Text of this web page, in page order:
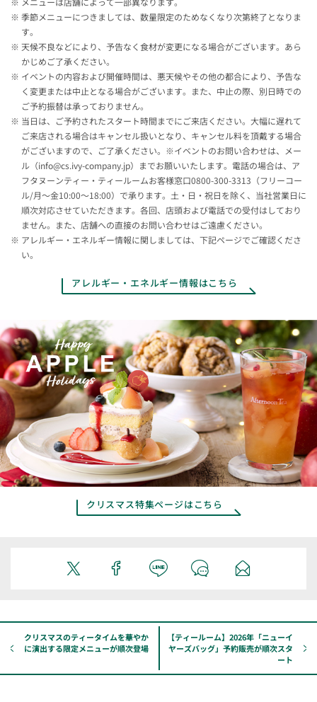
季節メニューにつきましては、数量限定のためなくなり次第終了となりま
す。
天候不良などにより、予告なく食材が変更になる場合がございます。あら
かじめご了承ください。
イベントの内容および開催時間は、悪天候やその他の都合により、予告な
く変更または中止となる場合がございます。また、中止の際、別日時での
ご予約振替は承っておりません。
当日は、ご予約されたスタート時間までにご来店ください。大幅に遅れて
ご来店される場合はキャンセル扱いとなり、キャンセル料を頂戴する場合
がございますので、ご了承ください。※イベントのお問い合わせは、メー
ル（info@cs.ivy-company.jp）までお願いいたします。電話の場合は、ア
フタヌーンティー・ティールームお客様窓口0800-300-3313（フリーコー
ル/月～金10:00～18:00）で承ります。土・日・祝日を除く、当社営業日に
順次対応させていただきます。各回、店頭および電話での受付はしており
ません。また、店舗への直接のお問い合わせはご遠慮ください。
アレルギー・エネルギー情報に関しましては、下記ページでご確認くださ
い。
アレルギー・エネルギー情報はこちら
クリスマス特集ページはこちら
クリスマスのティータイムを華やか
に演出する限定メニューが順次登場
【ティールーム】2026年「ニューイ
ヤーズバッグ」予約販売が順次スタ
ート